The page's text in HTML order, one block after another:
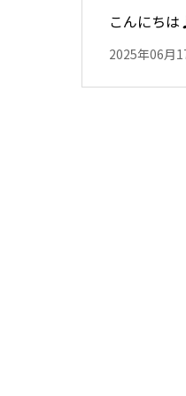
こんにち
2025年06月